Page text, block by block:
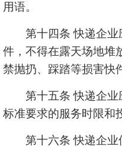
用语。
第十四条 快递企业
件，不得在露天场地堆
禁抛扔、踩踏等损害快
第十五条 快递企业
标准要求的服务时限和
第十六条 快递企业